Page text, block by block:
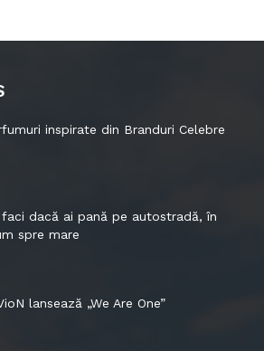
inspirate din Branduri Celebre
faci dacă ai pană pe autostradă, în
spre mare
lansează „We Are One”